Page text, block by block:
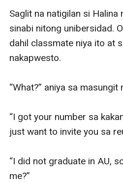
Saglit na natigilan si Halina
sinabi nitong unibersidad.
dahil classmate niya ito at
nakapwesto.
“What?” aniya sa masungit
“I got your number sa
just want to invite you sa
“I did not graduate in AU,
me?”